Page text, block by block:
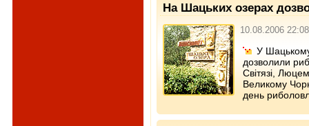
На Шацьких озерах
10.08.2006 22:08
У
дозволили
Світязі,
Великому
день